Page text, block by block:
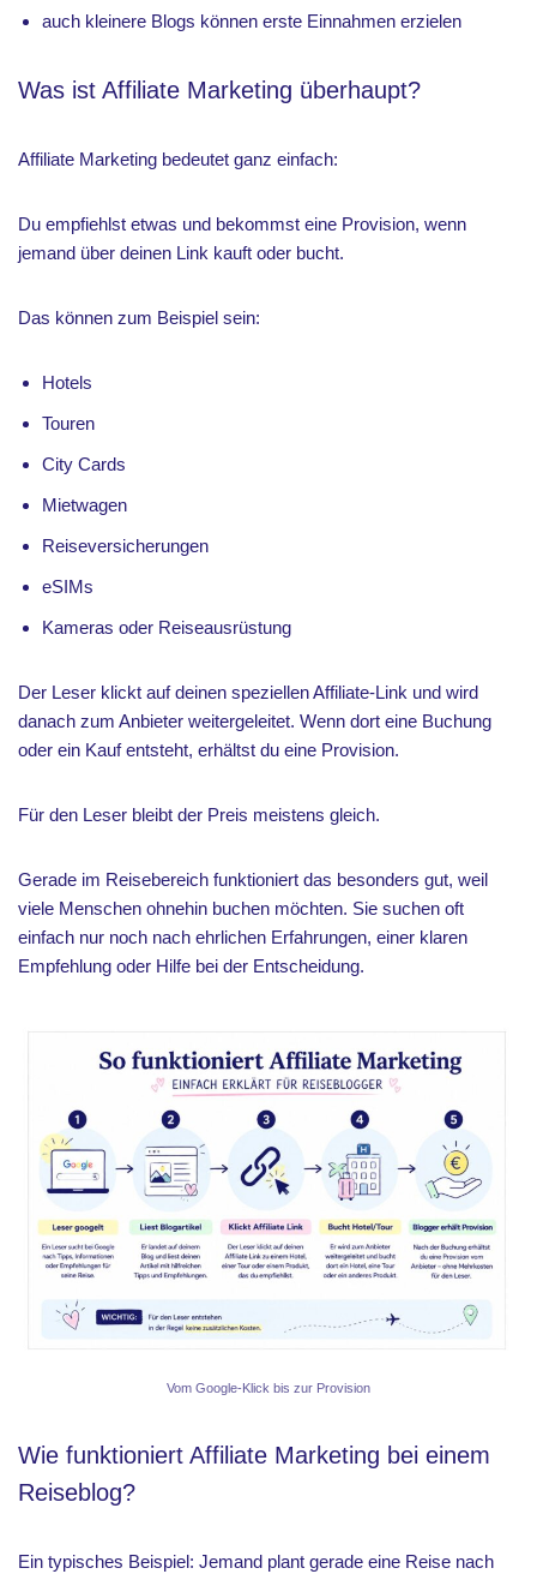
auch kleinere Blogs können erste Einnahmen erzielen
Was ist Affiliate Marketing überhaupt?
Affiliate Marketing bedeutet ganz einfach:
Du empfiehlst etwas und bekommst eine Provision, wenn
jemand über deinen Link kauft oder bucht.
Das können zum Beispiel sein:
Hotels
Touren
City Cards
Mietwagen
Reiseversicherungen
eSIMs
Kameras oder Reiseausrüstung
Der Leser klickt auf deinen speziellen Affiliate-Link und wird
danach zum Anbieter weitergeleitet. Wenn dort eine Buchung
oder ein Kauf entsteht, erhältst du eine Provision.
Für den Leser bleibt der Preis meistens gleich.
Gerade im Reisebereich funktioniert das besonders gut, weil
viele Menschen ohnehin buchen möchten. Sie suchen oft
einfach nur noch nach ehrlichen Erfahrungen, einer klaren
Empfehlung oder Hilfe bei der Entscheidung.
Vom Google-Klick bis zur Provision
Wie funktioniert Affiliate Marketing bei einem
Reiseblog?
Ein typisches Beispiel: Jemand plant gerade eine Reise nach